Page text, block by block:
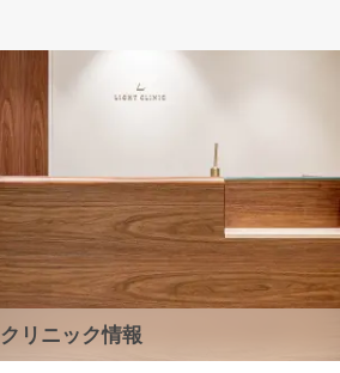
クリニック情報